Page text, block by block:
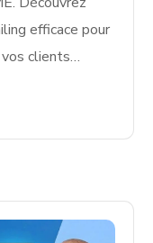
efficace pour
clients…